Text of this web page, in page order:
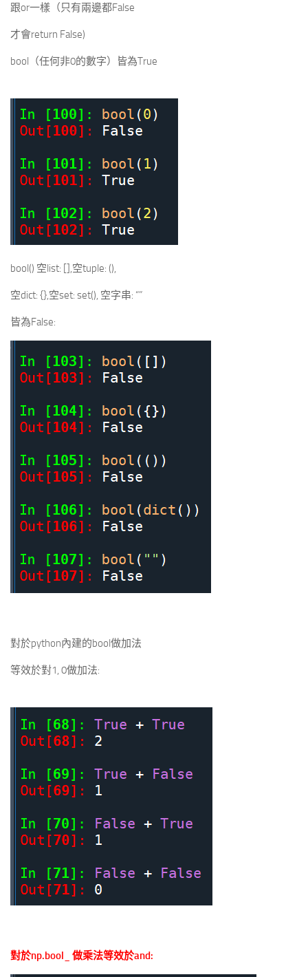
跟or一樣（只有兩邊都False
才會return False)
bool（任何非0的數字）皆為True
bool() 空list: [],空tuple: (),
空dict: {},空set: set(), 空字串: “”
皆為False:
對於python內建的bool做加法
等效於對1, 0做加法:
對於np.bool_ 做乘法等效於and: